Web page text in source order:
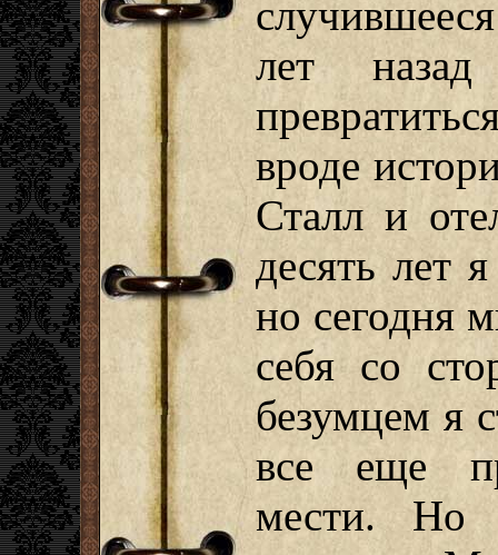
лет
вроде
Сталл и
десять лет
но сегодня
себя со
безумцем я
все еще
мести. Но